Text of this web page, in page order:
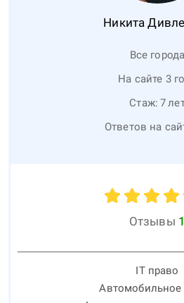
Никита
Все города
На сайте 3
Стаж: 7
Ответов на
Отзывы 1
IT право
Автомобильное